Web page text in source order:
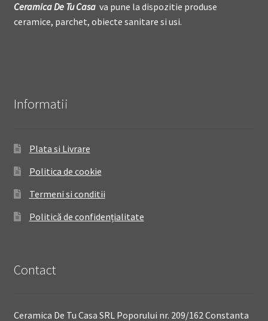
Ceramica DeTu Casava pune la dispozitie produse
ceramice, parchet, obiecte sanitare si usi.
Informatii
Plata si Livrare
Politica de cookie
Termeni si conditii
Politică de confidențialitate
Contact
Ceramica De Tu Casa SRL Poporului nr. 209/162 Constanta